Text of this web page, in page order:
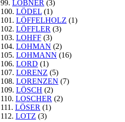
99. LÖBNER (3)
100. LÖDEL (1)
101. LÖFFELHOLZ (1)
102. LÖFFLER (3)
103. LOHFF (3)
104. LOHMAN (2)
105. LOHMANN (16)
106. LORD (1)
107. LORENZ (5)
108. LORENZEN (7)
109. LÖSCH (2)
110. LOSCHER (2)
111. LÖSER (1)
112. LOTZ (3)